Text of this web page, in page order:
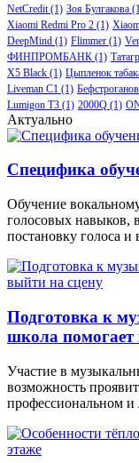
NetCredit (1) Зоя Булгакова
Xiaomi Redmi Pro 2 (1)
DeepMind (1) Flimmer (1)
ФИНПРОМБАНК (1)
X5 Black (1) Цыпленок
Liveman C1 (1) Бефстроганов
Lumigon T3 (1) 2000Q (1)
Актуально
Специфика
Обучение
голосовых навыков,
постановку голоса
Подготовка к
школа помогает
Участие в
возможность
профессиональном и